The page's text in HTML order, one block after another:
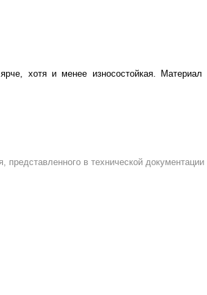
хотя и менее износостойкая.
в технической